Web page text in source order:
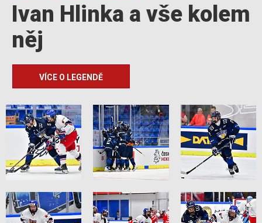
Ivan Hlinka a vše kolem
něj
VÍCE O LEGENDĚ